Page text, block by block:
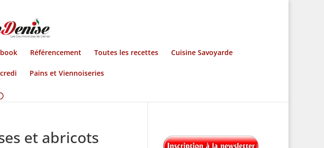
Référencement Toutes les recettes Cuisine Savoyarde
Pains et Viennoiseries
et abricots